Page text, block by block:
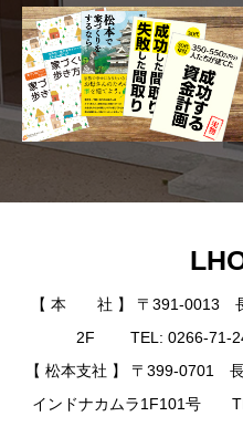
【 本 社 】 〒391-0013 長
2F TEL: 0266-71-
【 松本支社 】 〒399-0701
インドナカムラ1F101号